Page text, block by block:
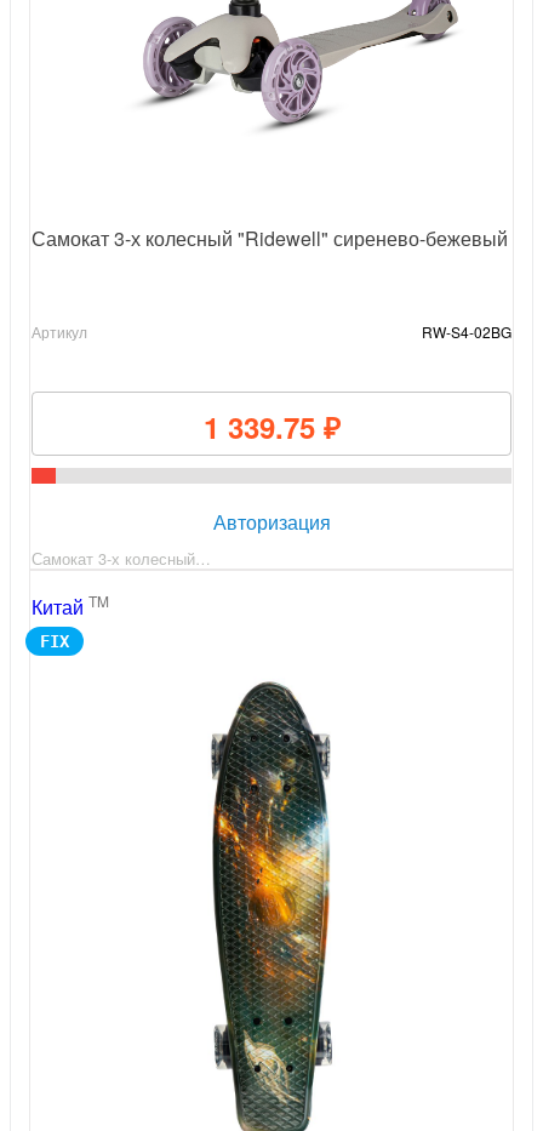
Самокат 3-х колесный "Ridewell" сиренево-бежевый
Артикул RW-S4-02BG
1 339.75 ₽
Авторизация
Самокат 3-х колесный…
Китай TM
FIX